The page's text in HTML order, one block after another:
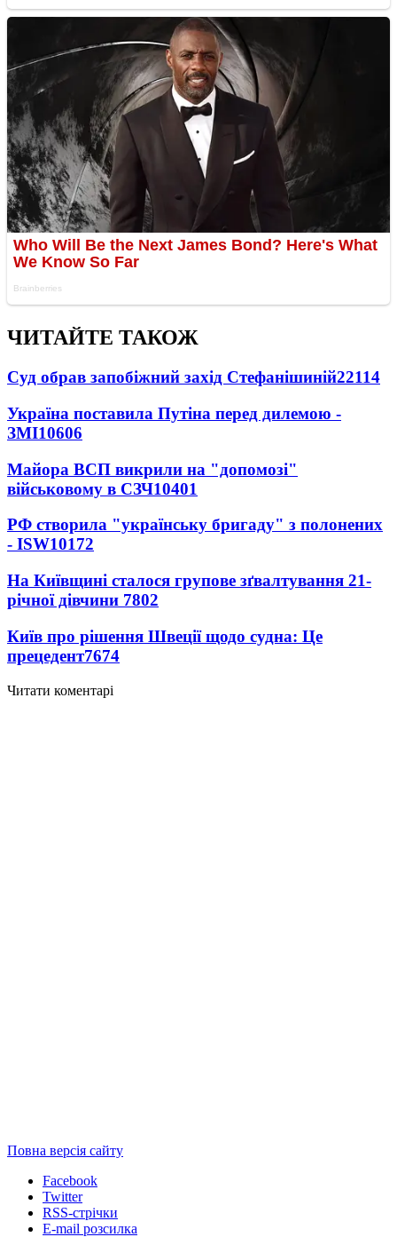
ЧИТАЙТЕ ТАКОЖ
Суд обрав запобіжний захід Стефанішиній22114
Україна поставила Путіна перед дилемою -
ЗМІ10606
Майора ВСП викрили на "допомозі"
військовому в СЗЧ10401
РФ створила "українську бригаду" з полонених
- ISW10172
На Київщині сталося групове зґвалтування 21-
річної дівчини 7802
Київ про рішення Швеції щодо судна: Це
прецедент7674
Читати коментарі
Повна версія сайту
Facebook
Twitter
RSS-стрічки
E-mail розсилка